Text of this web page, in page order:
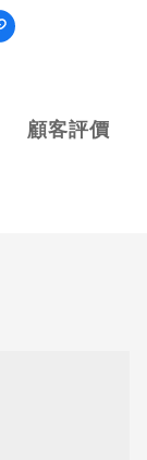
顧客評價